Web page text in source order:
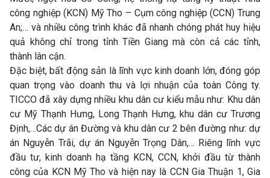
công nghiệp (KCN) Mỹ Tho – Cụm công nghiệp (CCN) Trung
An;… và nhiều công trình khác đã nhanh chóng phát huy hiệu
quả không chỉ trong tỉnh Tiền Giang mà còn cả các tỉnh,
thành lân cận.
Đặc biệt, bất động sản là lĩnh vực kinh doanh lớn, đóng góp
quan trọng vào doanh thu và lợi nhuận của toàn Công ty.
TICCO đã xây dựng nhiều khu dân cư kiểu mẫu như: Khu dân
cư Mỹ Thạnh Hưng, Long Thạnh Hưng, khu dân cư Trương
Định,…Các dự án Đường và khu dân cư 2 bên đường như: dự
án Nguyễn Trãi, dự án Nguyễn Trọng Dân,… Riêng lĩnh vực
đầu tư, kinh doanh hạ tầng KCN, CCN, khởi đầu từ thành
công của KCN Mỹ Tho và hiện nay là CCN Gia Thuận 1, Gia